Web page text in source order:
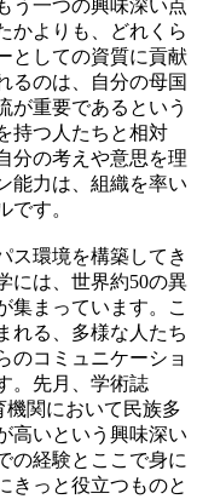
う一つの興味深い点
かよりも、どれくら
としての資質に貢献
るのは、自分の母国
が重要であるという
持つ人たちと相対
分の考えや意思を理
能力は、組織を率い
です。
ス環境を構築してき
には、世界約50の異
集まっています。こ
れる、多様な人たち
のコミュニケーショ
。先月、学術誌
機関において民族多
高いという興味深い
の経験とここで身に
きっと役立つものと